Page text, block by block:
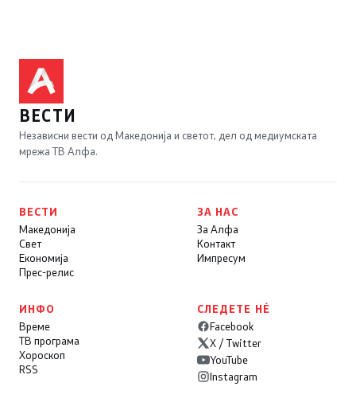
ВЕСТИ
Независни вести од Македонија и светот, дел од медиумската
мрежа ТВ Алфа.
ВЕСТИ
Македонија
Свет
Економија
Прес-релис
ЗА НАС
За Алфа
Контакт
Импресум
ИНФО
Време
ТВ програма
Хороскоп
RSS
СЛЕДЕТЕ НÉ
Facebook
X / Twitter
YouTube
Instagram